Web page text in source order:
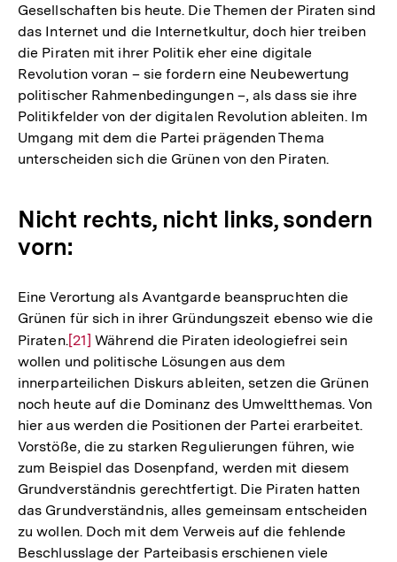
der
Fußnote
Gesellschaften bis heute. Die Themen der Piraten sind
das Internet und die Internetkultur, doch hier treiben
die Piraten mit ihrer Politik eher eine digitale
Revolution voran – sie fordern eine Neubewertung
politischer Rahmenbedingungen –, als dass sie ihre
Politikfelder von der digitalen Revolution ableiten. Im
Umgang mit dem die Partei prägenden Thema
unterscheiden sich die Grünen von den Piraten.
Nicht rechts, nicht links, sondern
vorn:
Eine Verortung als Avantgarde beanspruchten die
Grünen für sich in ihrer Gründungszeit ebenso wie die
Piraten.Zur
Auflösung
der
Fußnote
[21] Während die Piraten ideologiefrei sein
wollen und politische Lösungen aus dem
innerparteilichen Diskurs ableiten, setzen die Grünen
noch heute auf die Dominanz des Umweltthemas. Von
hier aus werden die Positionen der Partei erarbeitet.
Vorstöße, die zu starken Regulierungen führen, wie
zum Beispiel das Dosenpfand, werden mit diesem
Grundverständnis gerechtfertigt. Die Piraten hatten
das Grundverständnis, alles gemeinsam entscheiden
zu wollen. Doch mit dem Verweis auf die fehlende
Beschlusslage der Parteibasis erschienen viele